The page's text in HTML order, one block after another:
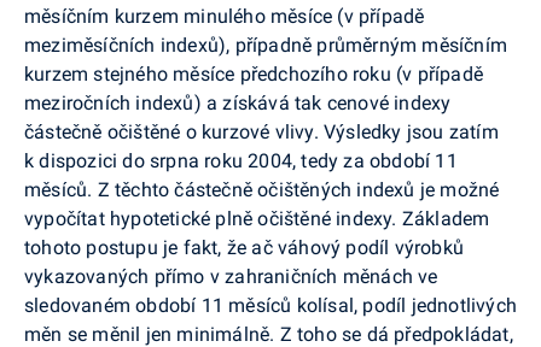
měsíčním kurzem minulého měsíce (v případě
meziměsíčních indexů), případně průměrným měsíčním
kurzem stejného měsíce předchozího roku (v případě
meziročních indexů) a získává tak cenové indexy
částečně očištěné o kurzové vlivy. Výsledky jsou zatím
k dispozici do srpna roku 2004, tedy za období 11
měsíců. Z těchto částečně očištěných indexů je možné
vypočítat hypotetické plně očištěné indexy. Základem
tohoto postupu je fakt, že ač váhový podíl výrobků
vykazovaných přímo v zahraničních měnách ve
sledovaném období 11 měsíců kolísal, podíl jednotlivých
měn se měnil jen minimálně. Z toho se dá předpokládat,